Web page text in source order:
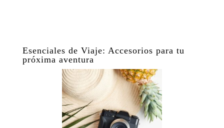
Esenciales de Viaje: Accesorios para tu
próxima aventura